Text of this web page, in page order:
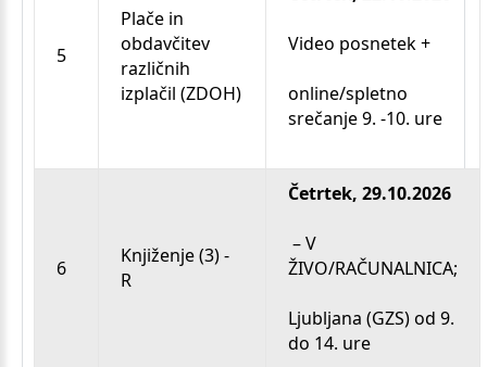
5
Plače in
obdavčitev
različnih
izplačil (ZDOH)
Video posnetek +
online/spletno
srečanje 9. -10. ure
6
Knjiženje (3) -
R
Četrtek, 29.10.2026
– V
ŽIVO/RAČUNALNICA;
Ljubljana (GZS) od 9.
do 14. ure